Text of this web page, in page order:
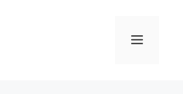
Menu